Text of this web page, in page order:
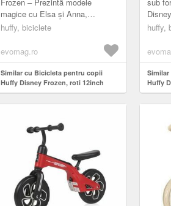
Frozen – Prezintă modele
magice cu Elsa și Anna,
împreună cu fulgi de zăpadă
șa și roata din fa...
huffy, biciclete
evomag.ro
Similar cu Bicicleta pentru copii
Huffy Disney Frozen, roti 12inch
(Mov/Alb)
sub
cm)
huffy,
Huffy
(Mov/